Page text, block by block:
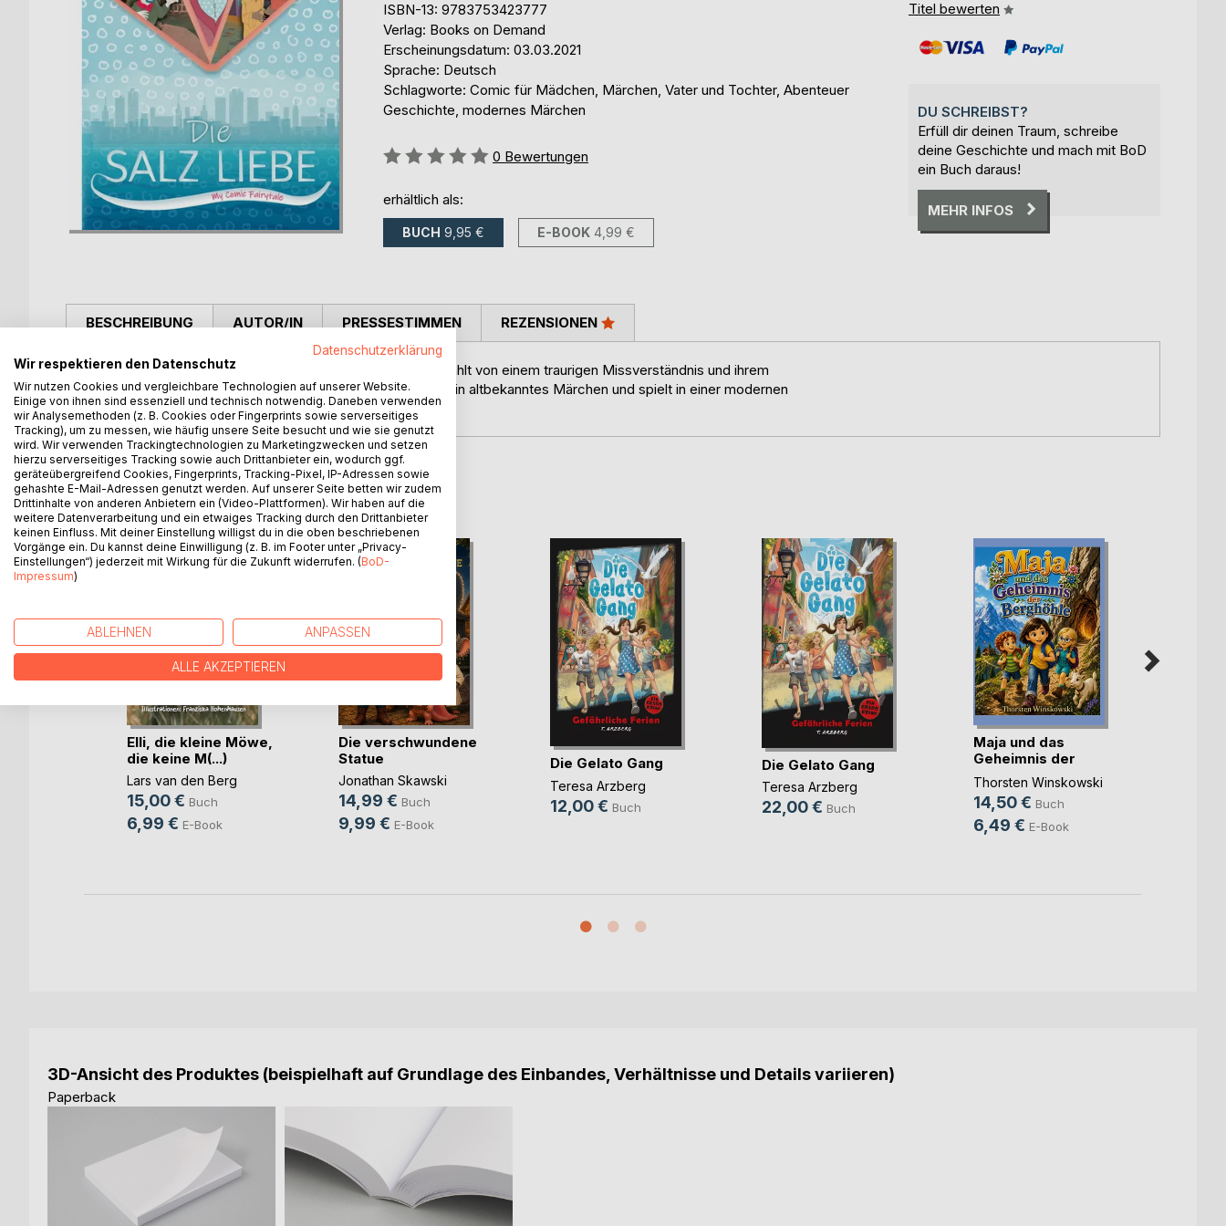
ISBN-13: 9783753423777
Verlag: Books on Demand
Erscheinungsdatum: 03.03.2021
Sprache: Deutsch
Schlagworte: Comic für Mädchen, Märchen, Vater und Tochter, Abenteuer
Geschichte, modernes Märchen
Bewertung::
0 Bewertungen
erhältlich als:
BUCH 9,95 € E-BOOK 4,99 €
Titel bewerten
DU SCHREIBST?
Erfüll dir deinen Traum, schreibe
deine Geschichte und mach mit BoD
ein Buch daraus!
MEHR INFOS
BESCHREIBUNG
Daisy, die jüngste Tochter aus wohlhabendem Hause erzählt von einem traurigen Missverständnis und ihrem
ungewollten Abenteuer. Die Geschichte ist angelehnt an ein altbekanntes Märchen und spielt in einer modernen
Welt. Ein Comic Märchen für mutige Mädchen mit Herz.
AUTOR/IN PRESSESTIMMEN REZENSIONEN
WEITERE TITEL BEIBoD
Elli, die kleine Möwe,
die keine M(...)
Lars van den Berg
15,00 € Buch
6,99 € E-Book
Die verschwundene
Statue
Jonathan Skawski
14,99 € Buch
9,99 € E-Book
Die Gelato Gang
Teresa Arzberg
12,00 € Buch
Die Gelato Gang
Teresa Arzberg
22,00 € Buch
Maja und das
Geheimnis der
Berghöhle
Thorsten Winskowski
14,50 € Buch
6,49 € E-Book
3D-Ansicht des Produktes (beispielhaft auf Grundlage des Einbandes, Verhältnisse und Details variieren)
Paperback
Datenschutzerklärung
Wir respektieren den Datenschutz
Wir nutzen Cookies und vergleichbare Technologien auf unserer Website.
Einige von ihnen sind essenziell und technisch notwendig. Daneben verwenden
wir Analysemethoden (z. B. Cookies oder Fingerprints sowie serverseitiges
Tracking), um zu messen, wie häufig unsere Seite besucht und wie sie genutzt
wird. Wir verwenden Trackingtechnologien zu Marketingzwecken und setzen
hierzu serverseitiges Tracking sowie auch Drittanbieter ein, wodurch ggf.
geräteübergreifend Cookies, Fingerprints, Tracking-Pixel, IP-Adressen sowie
gehashte E-Mail-Adressen genutzt werden. Auf unserer Seite betten wir zudem
Drittinhalte von anderen Anbietern ein (Video-Plattformen). Wir haben auf die
weitere Datenverarbeitung und ein etwaiges Tracking durch den Drittanbieter
keinen Einfluss. Mit deiner Einstellung willigst du in die oben beschriebenen
Vorgänge ein. Du kannst deine Einwilligung (z. B. im Footer unter „Privacy-
Einstellungen“) jederzeit mit Wirkung für die Zukunft widerrufen. (BoD-
Impressum)
ABLEHNEN ANPASSEN
ALLE AKZEPTIEREN